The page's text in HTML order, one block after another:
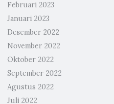
Februari 2023
Januari 2023
Desember 2022
November 2022
Oktober 2022
September 2022
Agustus 2022
Juli 2022